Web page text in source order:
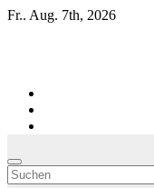
Zum
Fr.. Aug. 7th, 2026